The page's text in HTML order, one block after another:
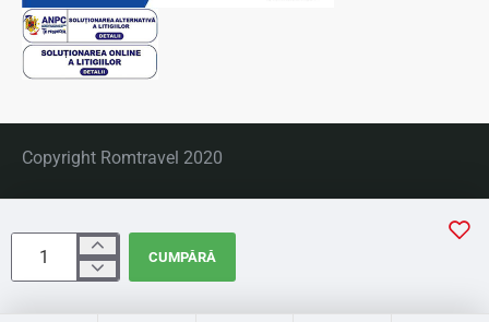
CUMPĂRĂ
Copyright Romtravel 2020